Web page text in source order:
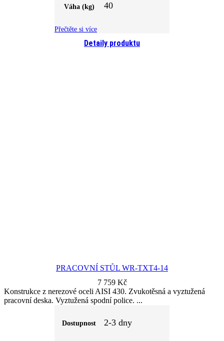
Detaily produktu
Váha (kg) 40
Přečtěte si více
PRACOVNÍ STŮL WR-TXT4-14
7 759 Kč
Konstrukce z nerezové oceli AISI 430. Zvukotěsná a vyztužená
pracovní deska. Vyztužená spodní police.
Dostupnost 2-3 dny